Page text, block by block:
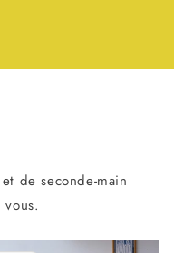
de seconde-main